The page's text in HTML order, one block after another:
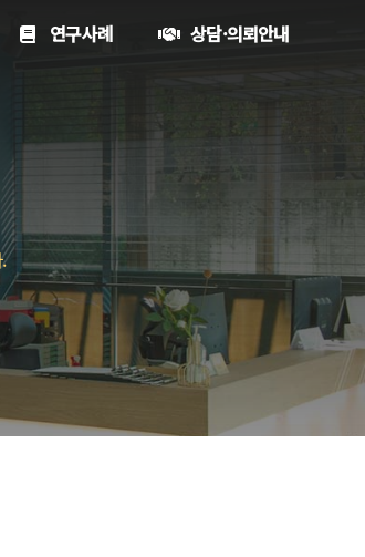
연구사례 상담·의뢰안내